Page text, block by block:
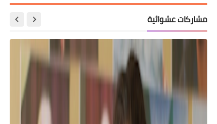
مشاركات عشوائية